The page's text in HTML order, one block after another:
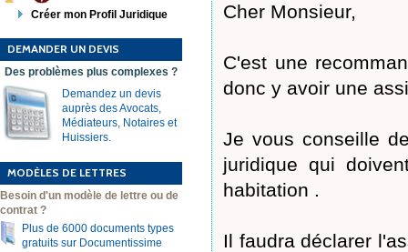
Créer mon Profil Juridique
DEMANDER UN DEVIS
Des problèmes plus complexes ?
Demandez un devis
auprès des Avocats,
Médiateurs, Notaires et
Huissiers.
MODÈLES DE LETTRES
Besoin d'un modèle de lettre ou de
contrat ?
Plus de 6000 documents types
gratuits sur Documentissime
Cher Monsieur,
C'est une
donc y avoir une
Je vous conseille
juridique qui
habitation .
Il faudra déclarer